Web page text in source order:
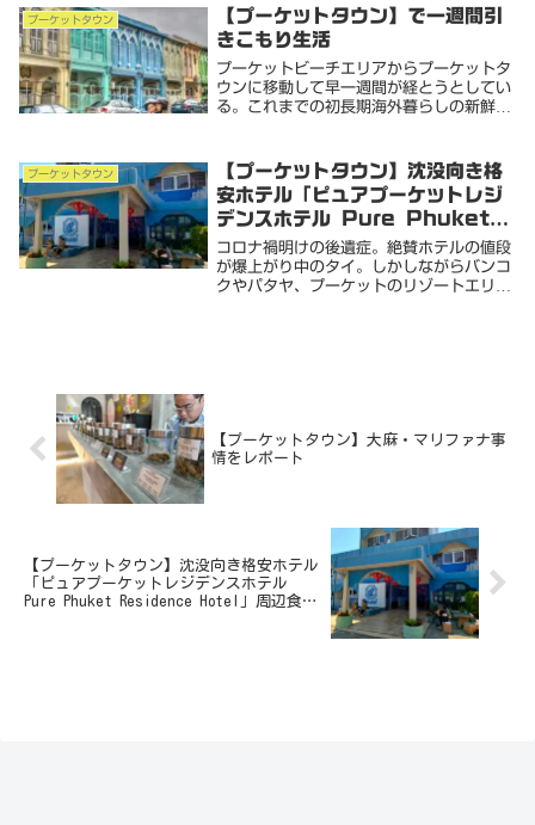
トタウンに到着して空港で一泊後、利用し
たホステルも...
プーケットタウン
【プーケットタウン】で一週間引
きこもり生活
プーケットビーチエリアからプーケットタ
ウンに移動して早一週間が経とうとしてい
る。これまでの初長期海外暮らしの新鮮さ
なった。一週間何をして過ごしていたのか
答えは、何も...
プーケットタウン
【プーケットタウン】沈没向き格
安ホテル「ピュアプーケットレジ
デンスホテル Pure Phuket
Residence Hotel」周辺食堂
も充実
コロナ禍明けの後遺症。絶賛ホテルの値段
が爆上がり中のタイ。しかしながらバンコ
クやパタヤ、プーケットのリゾートエリア
【プーケットタウン】大麻・マリファナ事
情をレポート
【プーケットタウン】沈没向き格安ホテル
「ピュアプーケットレジデンスホテル
Pure Phuket Residence Hotel」周辺食堂